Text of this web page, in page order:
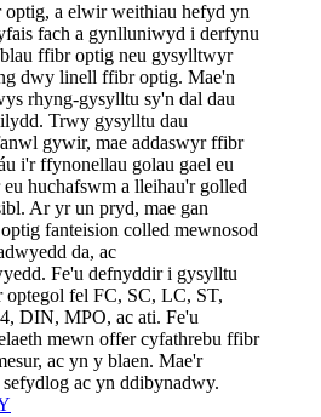
a elwir weithiau hefyd yn
fach a gynlluniwyd i derfynu
ffibr optig neu gysylltwyr
dwy linell ffibr optig. Mae'n
rhyng-gysylltu sy'n dal dau
Trwy gysylltu dau
gywir, mae addaswyr ffibr
i'r ffynonellau golau gael eu
huchafswm a lleihau'r golled
Ar yr un pryd, mae gan
fanteision colled mewnosod
da, ac
Fe'u defnyddir i gysylltu
fel FC, SC, LC, ST,
DIN, MPO, ac ati. Fe'u
mewn offer cyfathrebu ffibr
ac yn y blaen. Mae'r
ac yn ddibynadwy.